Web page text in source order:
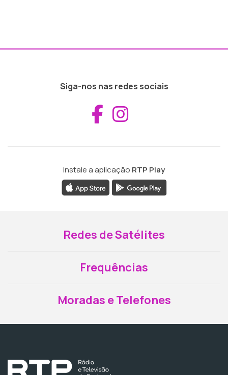
Siga-nos nas redes sociais
Aceder ao
Instale a aplicação RTP Play
Redes de Satélites
Frequências
Moradas e Telefones